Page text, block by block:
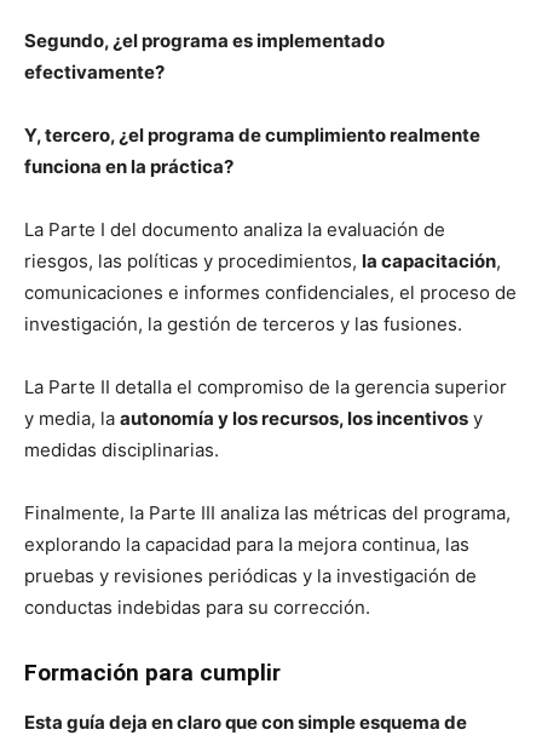
Segundo, ¿el programa es implementado
efectivamente?
Y, tercero, ¿el programa de cumplimiento realmente
funciona en la práctica?
La Parte I del documento analiza la evaluación de
riesgos, las políticas y procedimientos, la capacitación,
comunicaciones e informes confidenciales, el proceso de
investigación, la gestión de terceros y las fusiones.
La Parte II detalla el compromiso de la gerencia superior
y media, la autonomía y los recursos, los incentivos y
medidas disciplinarias.
Finalmente, la Parte III analiza las métricas del programa,
explorando la capacidad para la mejora continua, las
pruebas y revisiones periódicas y la investigación de
conductas indebidas para su corrección.
Formación para cumplir
Esta guía deja en claro que con simple esquema de